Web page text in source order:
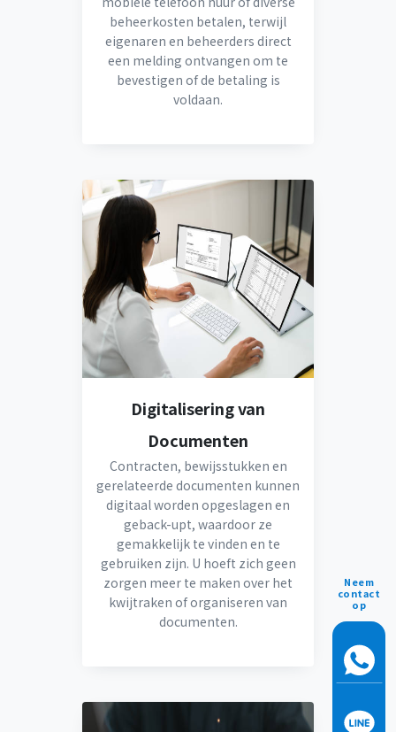
beheerkosten betalen, terwijl
eigenaren en beheerders direct
een melding ontvangen om te
bevestigen of de betaling is
voldaan.
Digitalisering van
Documenten
Contracten, bewijsstukken en
gerelateerde documenten kunnen
digitaal worden opgeslagen en
geback-upt, waardoor ze
gemakkelijk te vinden en te
gebruiken zijn. U hoeft zich geen
zorgen meer te maken over het
kwijtraken of organiseren van
documenten.
Neem
contact
op